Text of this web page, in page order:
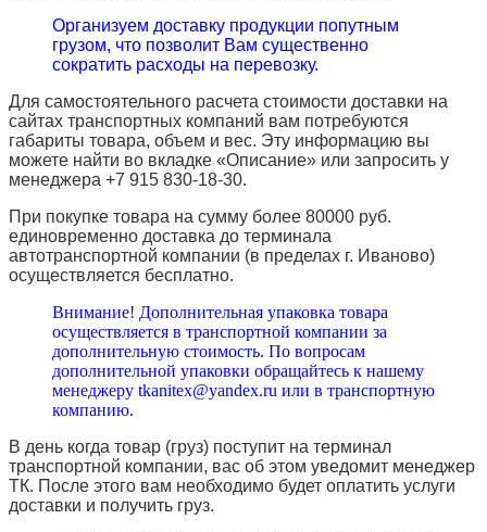
Организуем доставку продукции попутным
грузом, что позволит Вам существенно
сократить расходы на перевозку.
Для самостоятельного расчета стоимости доставки на
сайтах транспортных компаний вам потребуются
габариты товара, объем и вес. Эту информацию вы
можете найти во вкладке «Описание» или запросить у
менеджера +7 915 830-18-30.
При покупке товара на сумму более 80000 руб.
единовременно доставка до терминала
автотранспортной компании (в пределах г. Иваново)
осуществляется бесплатно.
Внимание! Дополнительная упаковка товара
осуществляется в транспортной компании за
дополнительную стоимость. По вопросам
дополнительной упаковки обращайтесь к нашему
менеджеру tkanitex@yandex.ru или в транспортную
компанию.
В день когда товар (груз) поступит на терминал
транспортной компании, вас об этом уведомит менеджер
ТК. После этого вам необходимо будет оплатить услуги
доставки и получить груз.